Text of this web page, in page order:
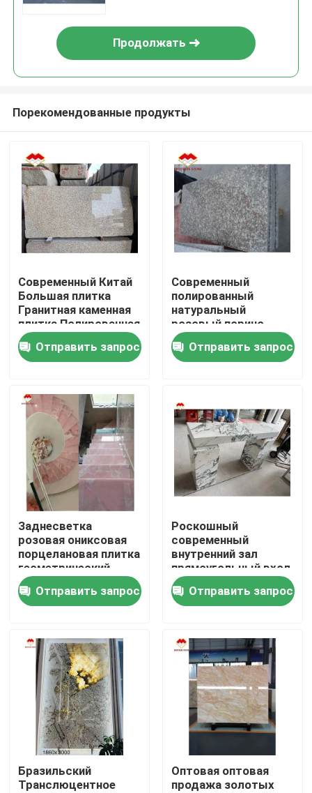
Продукты
О нас
Экскурсия по заводу
Контроль качества
Свяжитесь с нами
Новости
Случаи
Запросите цитату
Слябы гранита каменные
Продолжать
Порекомендованные продукты
Современный Китай
Большая плитка
Гранитная каменная
плитка Полированная
натуральная плитка
Китайская розовая
порно Розовая
Отправить запрос
Современный
полированный
натуральный
розовый порино
гранитная плитка
G664 Резанный по
размеру Китай
Отправить запрос
Заднесветка
розовая ониксовая
порцелановая плитка
геометрический
дизайн светлый
розовый столовые
плиты цена оптом
розовые ониксовые
лестницы
Отправить запрос
Роскошный
современный
внутренний зал
прямоугольный вход
консоль стол
мрамор польский
Италия арабескато
стоянка мрамор
Отправить запрос
Бразильский
Транслюцентное
Оптовая оптовая
продажа золотых